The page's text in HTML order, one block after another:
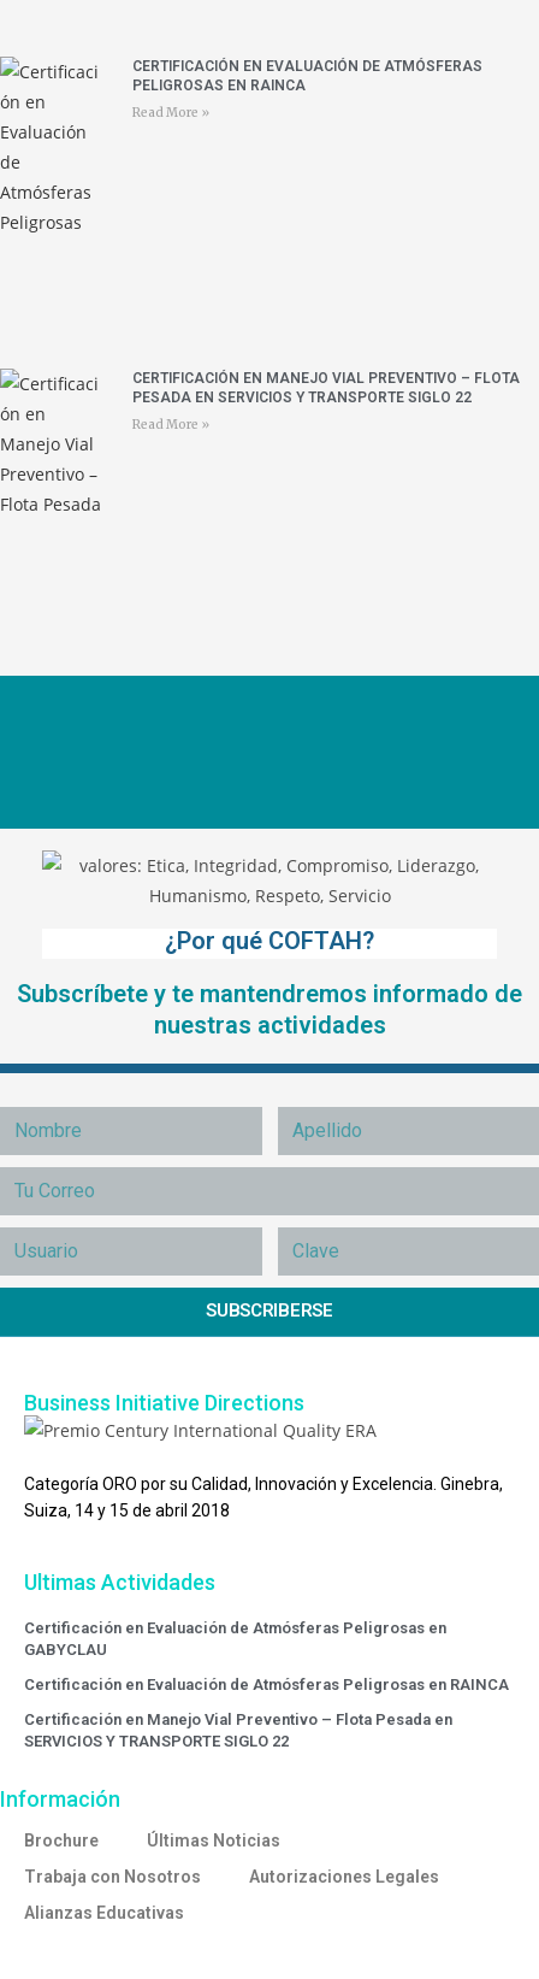
CERTIFICACIÓN EN EVALUACIÓN DE ATMÓSFERAS
PELIGROSAS EN RAINCA
Read More »
CERTIFICACIÓN EN MANEJO VIAL PREVENTIVO – FLOTA
PESADA EN SERVICIOS Y TRANSPORTE SIGLO 22
Read More »
¿Por qué COFTAH?
Subscríbete y te mantendremos informado de
nuestras actividades
SUBSCRIBERSE
Business Initiative Directions
Categoría ORO por su Calidad, Innovación y Excelencia. Ginebra,
Suiza, 14 y 15 de abril 2018
Ultimas Actividades
Certificación en Evaluación de Atmósferas Peligrosas en
GABYCLAU
Certificación en Evaluación de Atmósferas Peligrosas en RAINCA
Certificación en Manejo Vial Preventivo – Flota Pesada en
SERVICIOS Y TRANSPORTE SIGLO 22
Información
Brochure
Últimas Noticias
Trabaja con Nosotros
Autorizaciones Legales
Alianzas Educativas